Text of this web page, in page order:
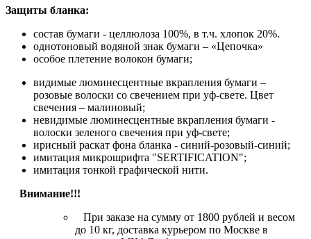
Защиты бланка:
состав бумаги - целлюлоза 100%, в т.ч. хлопок 20%.
однотоновый водяной знак бумаги – «Цепочка»
особое плетение волокон бумаги;
видимые люминесцентные вкрапления бумаги –
розовые волоски со свечением при уф-свете. Цвет
свечения – малиновый;
невидимые люминесцентные вкрапления бумаги -
волоски зеленого свечения при уф-свете;
ирисный раскат фона бланка - синий-розовый-синий;
имитация микрошрифта "SERTIFICATION";
имитация тонкой графической нити.
Внимание!!!
При заказе на сумму от 1800 рублей и весом
до 10 кг, доставка курьером по Москве в